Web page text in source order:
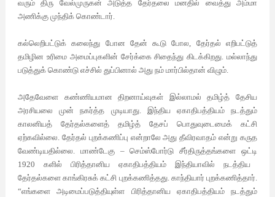
வரும்
திரு வேல்முருகன் அடுத்த தேர்தலை மனதில் வைத்து
அம்மா
அணிக்கு முந்திக் கொண்டார்.
கல்லெறிபட்டுக் கலைந்து போன தேன் கூடு போல, தேர்தல்
எறிபட்டுத்
தமிழின உரிமை அமைப்புகளின் சேர்க்கை சிதைந்து கிடக்கிறது.மல்லாந்து
படுத்துக் கொண்டு எச்சில் துப்பினால் அது நம் மார்பில்தான் விழும்.
அதேவேளை கண்ணியமான திறனாய்வுகள் இல்லாமல் தமிழ்த்
தேசிய
அரசியலை
முன் நகர்த்த முடியாது. இந்திய ஏகாதிபத்தியம்
நடத்தும்
காலனியத்
தேர்தல்களைத் தமிழ்த் தேசப் பொதுவுடைமைக்
கட்சி
ஏற்கவில்லை. தேர்தல் புறக்கணிப்பு என்றாலே அது தீவிரவாதம் என்று கருத
வேண்டியதில்லை. மாண்டேகு–செம்ஸ்போர்டு சீர்திருத்தங்களை
ஒட்டி
1920 களில் பிரித்தானிய ஏகாதிபத்தியம் இந்தியாவில்
நடத்திய
தேர்தல்களை காங்கிரசுக் கட்சி புறக்கணித்தது. காந்தியார் புறக்கணித்தார்.
“எங்களை அடிமைப்படுத்தியுள்ள பிரித்தானிய ஏகாதிபத்தியம்
நடத்தும்